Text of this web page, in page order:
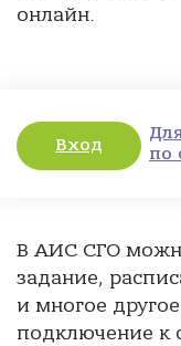
онлайн.
Вход
по
В АИС СГО
задание,
и многое
подключение к